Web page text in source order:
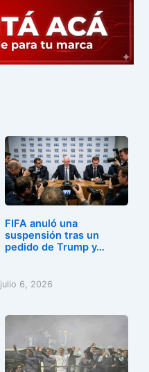
FIFA anuló una
suspensión tras un
pedido de Trump y…
julio 6, 2026